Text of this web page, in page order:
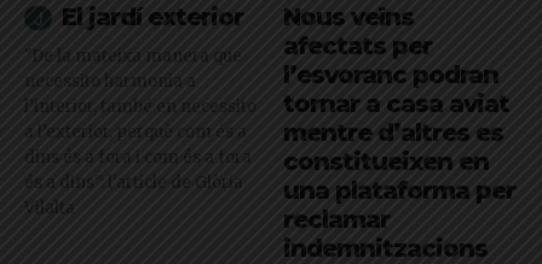
El jardí exterior
"De la mateixa manera que
necessito harmonia a
l’interior, també en necessito
a l’exterior, perquè com és a
dins és a fora i com és a fora
és a dins": l'article de Glòria
Vilalta
Nous veïns
afectats per
l’esvoranc podran
tornar a casa aviat
mentre d’altres es
constitueixen en
una plataforma per
reclamar
indemnitzacions